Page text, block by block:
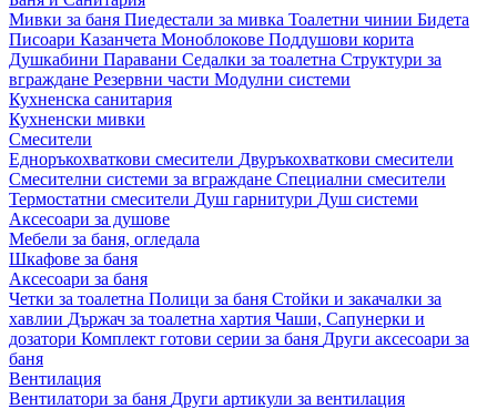
Мивки за баня Пиедестали за мивка Тоалетни чинии Бидета
Писоари Казанчета Моноблокове Поддушови корита
Душкабини Паравани Седалки за тоалетна Структури за
вграждане Резервни части Модулни системи
Кухненска санитария
Кухненски мивки
Смесители
Едноръкохваткови смесители Двуръкохваткови смесители
Смесителни системи за вграждане Специални смесители
Термостатни смесители Душ гарнитури Душ системи
Аксесоари за душове
Мебели за баня, огледала
Шкафове за баня
Аксесоари за баня
Четки за тоалетна Полици за баня Стойки и закачалки за
хавлии Държач за тоалетна хартия Чаши, Сапунерки и
дозатори Комплект готови серии за баня Други аксесоари за
баня
Вентилация
Вентилатори за баня Други артикули за вентилация